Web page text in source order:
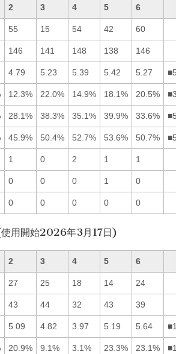
2 3 4 5 6
55 15 54 42 60
146 141 148 138 146
4.79 5.23 5.39 5.42 5.27
12.3% 22.0% 14.9% 18.1% 20.5%
28.1% 38.3% 35.1% 39.9% 33.6%
45.9% 50.4% 52.7% 53.6% 50.7%
1 0 2 1 1
0 0 0 1 0
0 0 0 0 0
用開始2026年3月17日)
2 3 4 5 6
27 25 18 14 24
43 44 32 43 39
5.09 4.82 3.97 5.19 5.64
20.9% 9.1% 3.1% 23.3% 23.1%